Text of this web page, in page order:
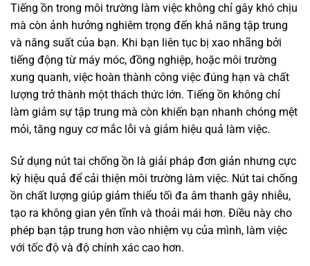
Tiếng ồn trong môi trường làm việc không chỉ gây khó chịu
mà còn ảnh hưởng nghiêm trọng đến khả năng tập trung
và năng suất của bạn. Khi bạn liên tục bị xao nhãng bởi
tiếng động từ máy móc, đồng nghiệp, hoặc môi trường
xung quanh, việc hoàn thành công việc đúng hạn và chất
lượng trở thành một thách thức lớn. Tiếng ồn không chỉ
làm giảm sự tập trung mà còn khiến bạn nhanh chóng mệt
mỏi, tăng nguy cơ mắc lỗi và giảm hiệu quả làm việc.
Sử dụng nút tai chống ồn là giải pháp đơn giản nhưng cực
kỳ hiệu quả để cải thiện môi trường làm việc. Nút tai chống
ồn chất lượng giúp giảm thiểu tối đa âm thanh gây nhiễu,
tạo ra không gian yên tĩnh và thoải mái hơn. Điều này cho
phép bạn tập trung hơn vào nhiệm vụ của mình, làm việc
với tốc độ và độ chính xác cao hơn.